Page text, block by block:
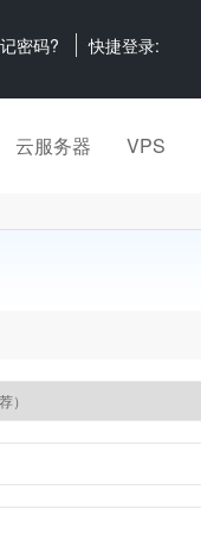
密码? 快捷登录:
云服务器 VPS